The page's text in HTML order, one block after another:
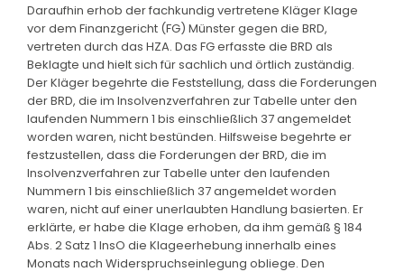
Daraufhin erhob der fachkundig vertretene Kläger Klage
vor dem Finanzgericht (FG) Münster gegen die BRD,
vertreten durch das HZA. Das FG erfasste die BRD als
Beklagte und hielt sich für sachlich und örtlich zuständig.
Der Kläger begehrte die Feststellung, dass die Forderungen
der BRD, die im Insolvenzverfahren zur Tabelle unter den
laufenden Nummern 1 bis einschließlich 37 angemeldet
worden waren, nicht bestünden. Hilfsweise begehrte er
festzustellen, dass die Forderungen der BRD, die im
Insolvenzverfahren zur Tabelle unter den laufenden
Nummern 1 bis einschließlich 37 angemeldet worden
waren, nicht auf einer unerlaubten Handlung basierten. Er
erklärte, er habe die Klage erhoben, da ihm gemäß § 184
Abs. 2 Satz 1 InsO die Klageerhebung innerhalb eines
Monats nach Widerspruchseinlegung obliege. Den